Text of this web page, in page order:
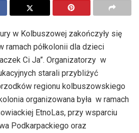
w Kolbuszowej zakończyły się
ramach półkolonii dla dzieci
Ci Ja”. Organizatorzy w
starali przybliżyć
regionu kolbuszowskiego
organizowana była w ramach
EtnoLas, przy wsparciu
Podkarpackiego oraz